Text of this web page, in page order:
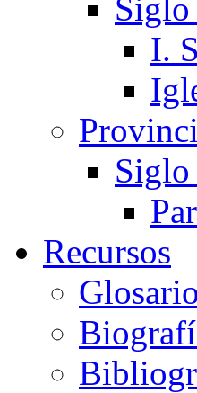
I.
Recursos
Glosario